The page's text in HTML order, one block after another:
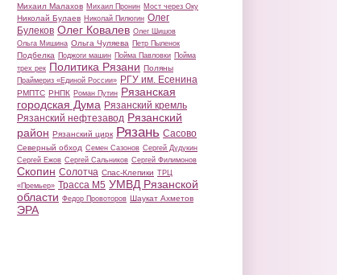
Михаил Малахов Михаил Пронин Мост через Оку
Николай Булаев Николай Пилюгин Олег
Булеков Олег Ковалев Олег Шишов
Ольга Мишина Ольга Чуляева Петр Пыленок
Подбелка Поджоги машин Пойма Павловки Пойма
трех рек Политика Рязани Поляны
Праймериз «Единой России» РГУ им. Есенина
РМПТС РНПК Роман Путин Рязанская
городская Дума Рязанский кремль
Рязанский нефтезавод Рязанский
район Рязанский цирк Рязань Сасово
Северный обход Семен Сазонов Сергей Дудукин
Сергей Ежов Сергей Сальников Сергей Филимонов
Скопин Солотча Спас-Клепики ТРЦ
«Премьер» Трасса М5 УМВД Рязанской
области Федор Провоторов Шаукат Ахметов
ЭРА